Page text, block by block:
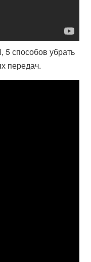
способов убрать
передач.